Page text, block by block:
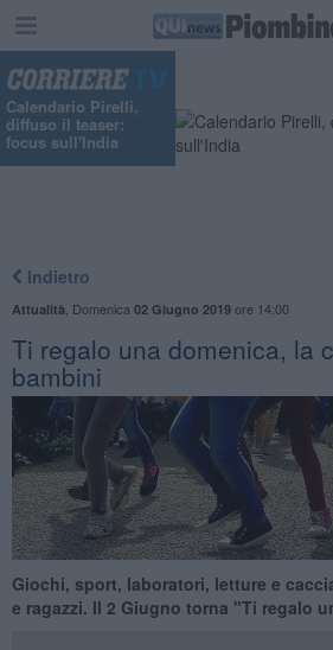
Calendario Pirelli,
diffuso il teaser:
focus sull'India
Indietro
Attualità Domenica 02 Giugno 2019ore 14:00
Ti regalo una domenica, la
bambini
Giochi, sport, laboratori, letture e
e ragazzi. Il 2 Giugno torna "Ti regalo